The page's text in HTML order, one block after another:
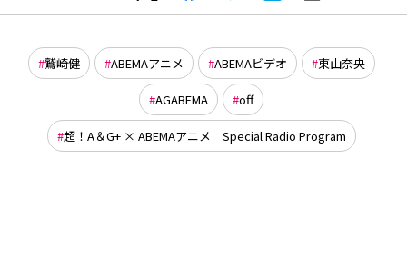
鷲崎健 ABEMAアニメ ABEMAビデオ 東山奈央
AGABEMA off
超！A＆G+ × ABEMAアニメ Special Radio Program